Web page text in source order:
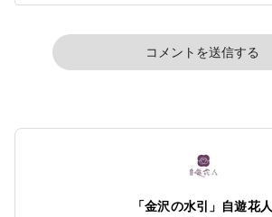
コメントを送信する
「金沢の水引」自遊花人